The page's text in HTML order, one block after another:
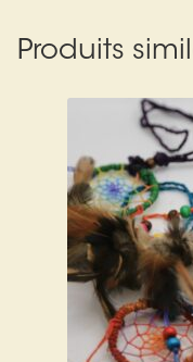
Produits